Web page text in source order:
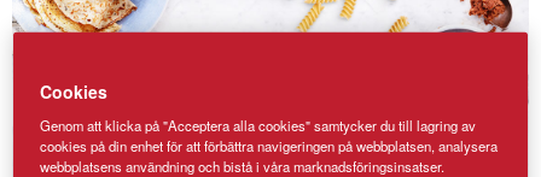
Cookies
Genom att klicka på "Acceptera alla cookies" samtycker du till lagring av
cookies på din enhet för att förbättra navigeringen på webbplatsen, analysera
webbplatsens användning och bistå i våra marknadsföringsinsatser.